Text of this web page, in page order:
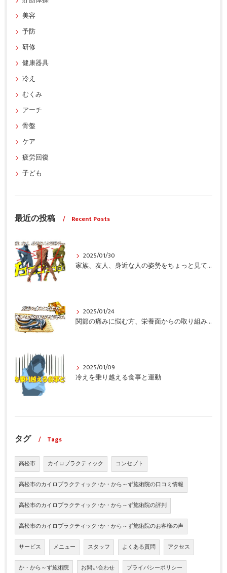
美容
予防
研修
健康器具
冷え
むくみ
アーチ
骨盤
ケア
疲労回復
子ども
最近の投稿 Recent Posts
2025/01/30
家族、友人、身近な人の姿勢をちょっと見てみませんか？
2025/01/24
関節の痛みに悩む方、栄養面からの取り組みも重要ですよ！
2025/01/09
冷えを乗り越える食事と運動
タグ Tags
高松市 カイロプラクティック コンセプト
高松市のカイロプラクティック･か・から～ず施術院の口コミ情報
高松市のカイロプラクティック･か・から～ず施術院の評判
高松市のカイロプラクティック･か・から～ず施術院のお客様の声
サービス メニュー スタッフ よくある質問 アクセス
か・から～ず施術院 お問い合わせ プライバシーポリシー